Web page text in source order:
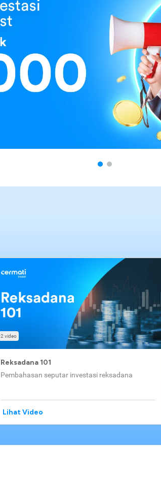
2 video
Reksadana 101
Pembahasan seputar investasi reksadana
Lihat Video